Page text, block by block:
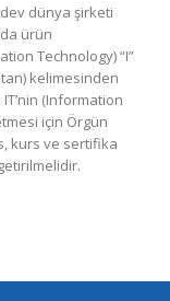
dünya şirketi
ürün
Technology) “I”
kelimesinden
(Information
için Örgün
kurs ve sertifika